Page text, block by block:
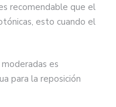
recomendable que el
esto cuando el
es
para la reposición